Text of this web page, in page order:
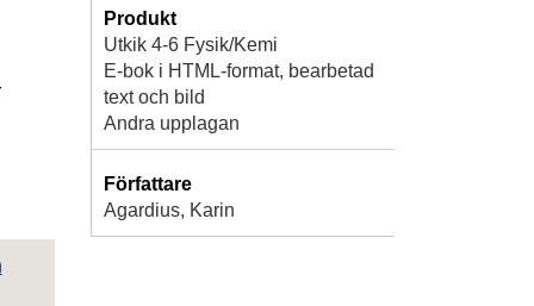
Produkt
Utkik 4-6 Fysik/Kemi
E-bok i HTML-format, bearbetad
text och bild
Andra upplagan
Författare
Agardius, Karin